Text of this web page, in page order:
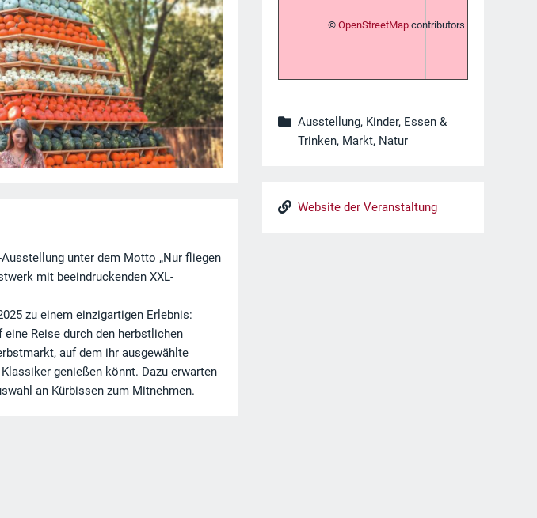
unter dem Motto „Nur fliegen
mit beeindruckenden XXL-
zu einem einzigartigen Erlebnis:
Reise durch den herbstlichen
auf dem ihr ausgewählte
genießen könnt. Dazu erwarten
an Kürbissen zum Mitnehmen.
© OpenStreetMapcontributors
Ausstellung, Kinder, Essen &
Trinken, Markt, Natur
Website der Veranstaltung